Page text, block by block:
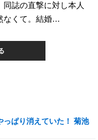
誌の直撃に対し本人
なくて。結婚…
っぱり消えていた！ 菊池